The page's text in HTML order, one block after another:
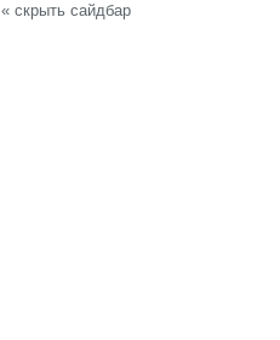
« скрыть сайдбар